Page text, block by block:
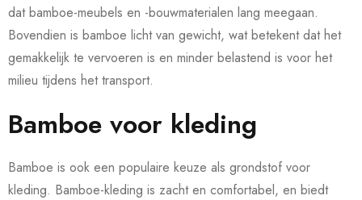
dat bamboe-meubels en -bouwmaterialen lang meegaan.
Bovendien is bamboe licht van gewicht, wat betekent dat het
gemakkelijk te vervoeren is en minder belastend is voor het
milieu tijdens het transport.
Bamboe voor kleding
Bamboe is ook een populaire keuze als grondstof voor
kleding. Bamboe-kleding is zacht en comfortabel, en biedt